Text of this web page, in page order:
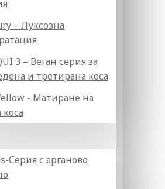
– Луксозна
3 – Веган серия за
и третирана коса
- Матиране на
коса
Серия с арганово